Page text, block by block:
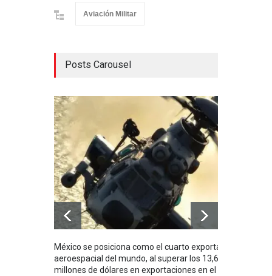
Aviación Militar
Posts Carousel
México se posiciona como el cuarto exportador
aeroespacial del mundo, al superar los 13,600
millones de dólares en exportaciones en el